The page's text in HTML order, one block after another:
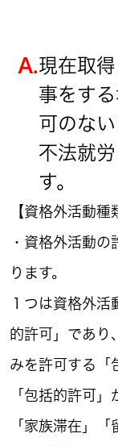
A.現在取
事をす
可のな
不法就
す。
【資格外活動種
・資格外活動
ります。
１つは資格外活
的許可」であり
みを許可する「
「包括的許可」
「家族滞在」